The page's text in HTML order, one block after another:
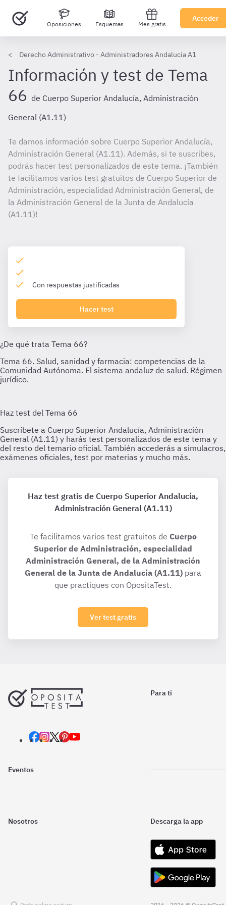
Oposiciones Esquemas Mes gratis
Acceder
Derecho Administrativo - Administradores Andalucía A1
Información y test de Tema
66 de Cuerpo Superior Andalucía, Administración
General (A1.11)
Te damos información sobre Cuerpo Superior Andalucía,
Administración General (A1.11). Además, si te suscribes,
podrás hacer test personalizados de este tema. ¡También
te facilitamos varios test gratuitos de Cuerpo Superior de
Administración, especialidad Administración General, de
la Administración General de la Junta de Andalucía
(A1.11)!
Con respuestas justificadas
Hacer test
Haz test gratis de Cuerpo Superior Andalucía,
Administración General (A1.11)
Te facilitamos varios test gratuitos de Cuerpo
Superior de Administración, especialidad
Administración General, de la Administración
General de la Junta de Andalucía (A1.11) para
que practiques con OpositaTest.
Ver test gratis
Para ti
Eventos
Nosotros Descarga la app